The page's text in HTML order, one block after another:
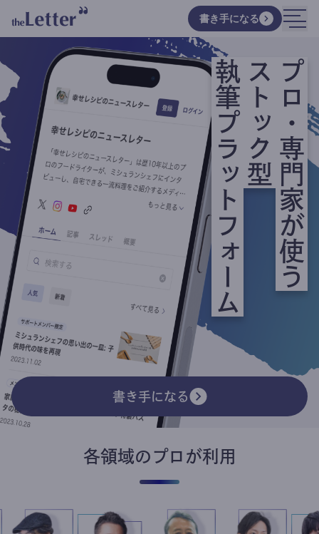
書き手になる
プロ・専門家が使う
ストック型
執筆プラットフォーム
書き手になる
各領域のプロが利用